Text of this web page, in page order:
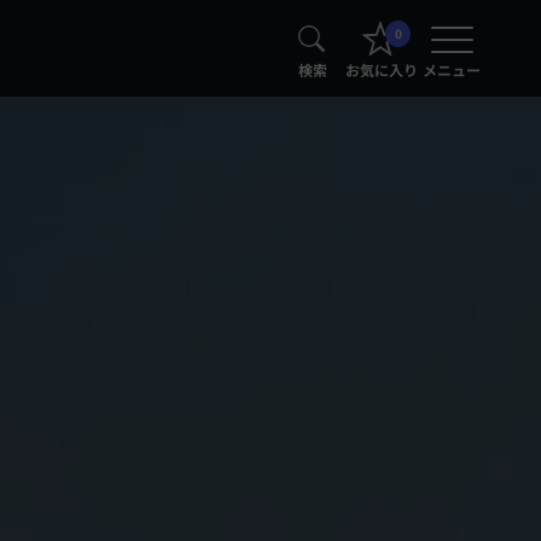
検索
0
お気に入り メニュー